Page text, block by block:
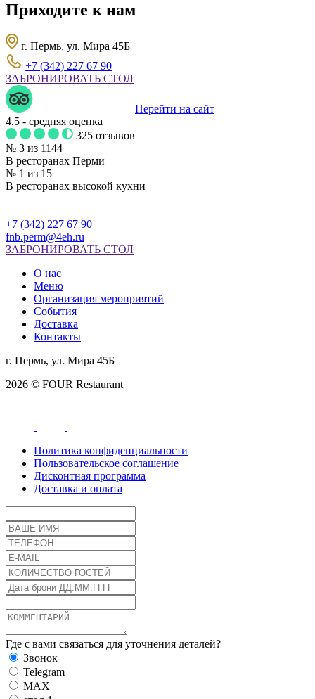
Приходите к нам
г. Пермь, ул. Мира 45Б
+7 (342) 227 67 90
ЗАБРОНИРОВАТЬ СТОЛ
Перейти на сайт
4.5 - средняя оценка
325 отзывов
№ 3 из 1144
В ресторанах Перми
№ 1 из 15
В ресторанах высокой кухни
+7 (342) 227 67 90
fnb.perm@4eh.ru
ЗАБРОНИРОВАТЬ СТОЛ
О нас
Меню
Организация мероприятий
События
Доставка
Контакты
г. Пермь, ул. Мира 45Б
2026 © FOUR Restaurant
Политика конфиденциальности
Пользовательское соглашение
Дисконтная программа
Доставка и оплата
Где с вами связаться для уточнения деталей?
Звонок
Telegram
MAX